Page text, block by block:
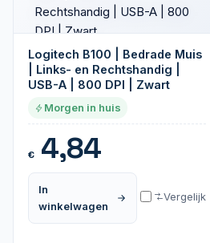
Logitech B100 | Bedrade Muis
| Links- en Rechtshandig |
USB-A | 800 DPI | Zwart
Morgen in huis
€4,84
In
winkelwagen
Vergelijk